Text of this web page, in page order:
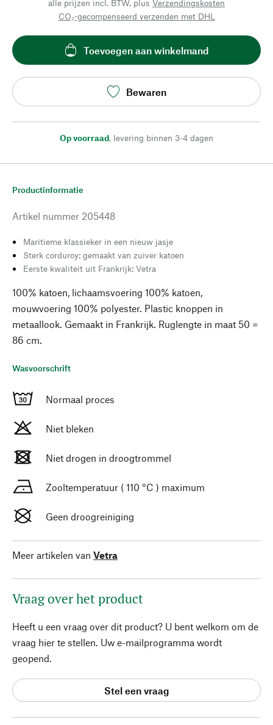
alle prijzen incl. BTW, plus Verzendingskosten
CO₂-gecompenseerd verzenden met DHL
Toevoegen aan winkelmand
Bewaren
Op voorraad, levering binnen 3-4 dagen
Productinformatie
Artikel nummer 205448
Maritieme klassieker in een nieuw jasje
Sterk corduroy: gemaakt van zuiver katoen
Eerste kwaliteit uit Frankrijk: Vetra
100% katoen, lichaamsvoering 100% katoen,
mouwvoering 100% polyester. Plastic knoppen in
metaallook. Gemaakt in Frankrijk. Ruglengte in maat 50 =
86 cm.
Wasvoorschrift
Normaal proces
Niet bleken
Niet drogen in droogtrommel
Zooltemperatuur ( 110 °C ) maximum
Geen droogreiniging
Meer artikelen van Vetra
Vraag over het product
Heeft u een vraag over dit product? U bent welkom om de
vraag hier te stellen. Uw e-mailprogramma wordt
geopend.
Stel een vraag